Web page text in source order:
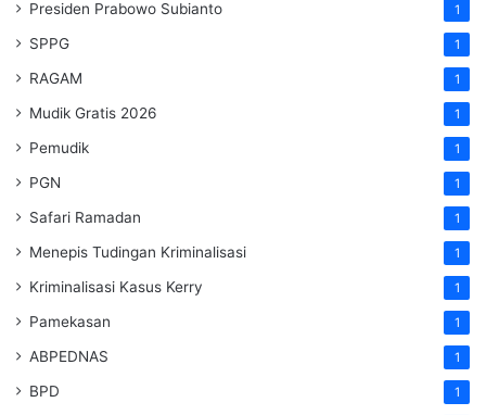
Presiden Prabowo Subianto 1
SPPG 1
RAGAM 1
Mudik Gratis 2026 1
Pemudik 1
PGN 1
Safari Ramadan 1
Menepis Tudingan Kriminalisasi 1
Kriminalisasi Kasus Kerry 1
Pamekasan 1
ABPEDNAS 1
BPD 1